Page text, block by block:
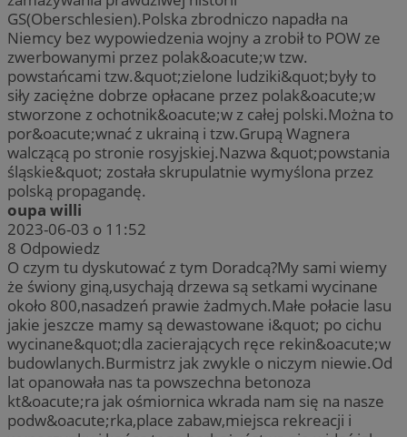
GS(Oberschlesien).Polska zbrodniczo napadła na
Niemcy bez wypowiedzenia wojny a zrobił to POW ze
zwerbowanymi przez polak&oacute;w tzw.
powstańcami tzw.&quot;zielone ludziki&quot;były to
siły zaciężne dobrze opłacane przez polak&oacute;w
stworzone z ochotnik&oacute;w z całej polski.Można to
por&oacute;wnać z ukrainą i tzw.Grupą Wagnera
walczącą po stronie rosyjskiej.Nazwa &quot;powstania
śląskie&quot; została skrupulatnie wymyślona przez
polską propagandę.
oupa willi
2023-06-03 o 11:52
8 Odpowiedz
O czym tu dyskutować z tym Doradcą?My sami wiemy
że świony giną,usychają drzewa są setkami wycinane
około 800,nasadzeń prawie żadmych.Małe połacie lasu
jakie jeszcze mamy są dewastowane i&quot; po cichu
wycinane&quot;dla zacierających ręce rekin&oacute;w
budowlanych.Burmistrz jak zwykle o niczym niewie.Od
lat opanowała nas ta powszechna betonoza
kt&oacute;ra jak ośmiornica wkrada nam się na nasze
podw&oacute;rka,place zabaw,miejsca rekreacji i